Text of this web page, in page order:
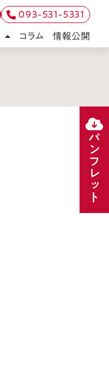
パンフレット
093-531-5331
arrow_drop_up コラム 情報公開